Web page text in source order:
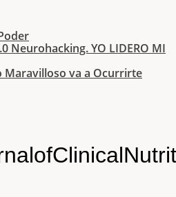
Neurohacking. YO LIDERO MI
Maravilloso va a Ocurrirte